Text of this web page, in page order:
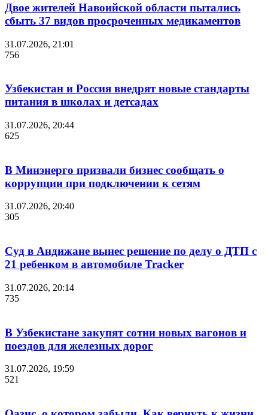
Двое жителей Навоийской области пытались
сбыть 37 видов просроченных медикаментов
31.07.2026, 21:01
756
Узбекистан и Россия внедрят новые стандарты
питания в школах и детсадах
31.07.2026, 20:44
625
В Минэнерго призвали бизнес сообщать о
коррупции при подключении к сетям
31.07.2026, 20:40
305
Суд в Андижане вынес решение по делу о ДТП с
21 ребенком в автомобиле Tracker
31.07.2026, 20:14
735
В Узбекистане закупят сотни новых вагонов и
поездов для железных дорог
31.07.2026, 19:59
521